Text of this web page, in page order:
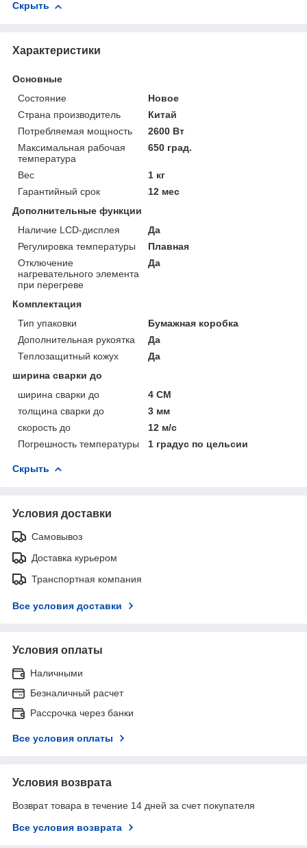
Скрыть
Характеристики
Основные
Состояние
Новое
Страна производитель
Китай
Потребляемая мощность
2600 Вт
Максимальная рабочая
температура
650 град.
Вес
1 кг
Гарантийный срок
12 мес
Дополнительные функции
Наличие LCD-дисплея
Да
Регулировка температуры
Плавная
Отключение
нагревательного элемента
при перегреве
Да
Комплектация
Тип упаковки
Бумажная коробка
Дополнительная рукоятка
Да
Теплозащитный кожух
Да
ширина сварки до
ширина сварки до
4 СМ
толщина сварки до
3 мм
скорость до
12 м/с
Погрешность температуры
1 градус по цельсии
Скрыть
Условия доставки
Самовывоз
Доставка курьером
Транспортная компания
Все условия доставки
Условия оплаты
Наличными
Безналичный расчет
Рассрочка через банки
Все условия оплаты
Условия возврата
Возврат товара в течение 14 дней за счет покупателя
Все условия возврата